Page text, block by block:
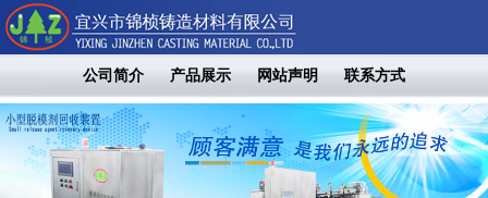
公司简介 产品展示 网站声明 联系方式